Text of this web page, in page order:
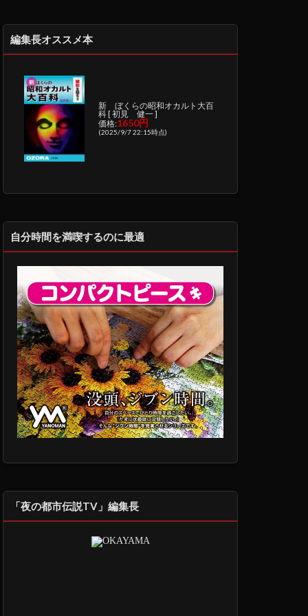
編集長オススメ本
新 ぼくらの昭和オカルト大百
科 [ 初見 健一 ]
価格:1650円
(2025/9/7 22:15時点)
自分時間を満喫するのに最適
「夜の都市伝説TV」編集長